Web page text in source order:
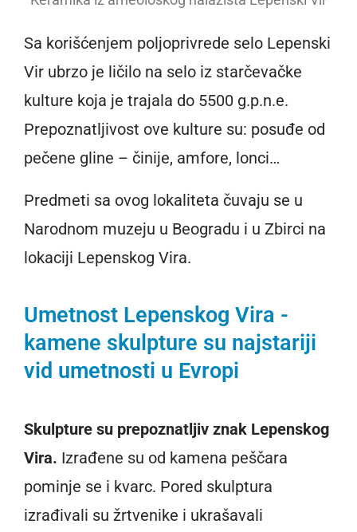
Sa korišćenjem poljoprivrede selo Lepenski
Vir ubrzo je ličilo na selo iz starčevačke
kulture koja je trajala do 5500 g.p.n.e.
Prepoznatljivost ove kulture su: posuđe od
pečene gline – činije, amfore, lonci…
Predmeti sa ovog lokaliteta čuvaju se u
Narodnom muzeju u Beogradu i u Zbirci na
lokaciji Lepenskog Vira.
Umetnost Lepenskog Vira -
kamene skulpture su najstariji
vid umetnosti u Evropi
Skulpture su prepoznatljiv znak Lepenskog
Vira. Izrađene su od kamena peščara
pominje se i kvarc. Pored skulptura
izrađivali su žrtvenike i ukrašavali